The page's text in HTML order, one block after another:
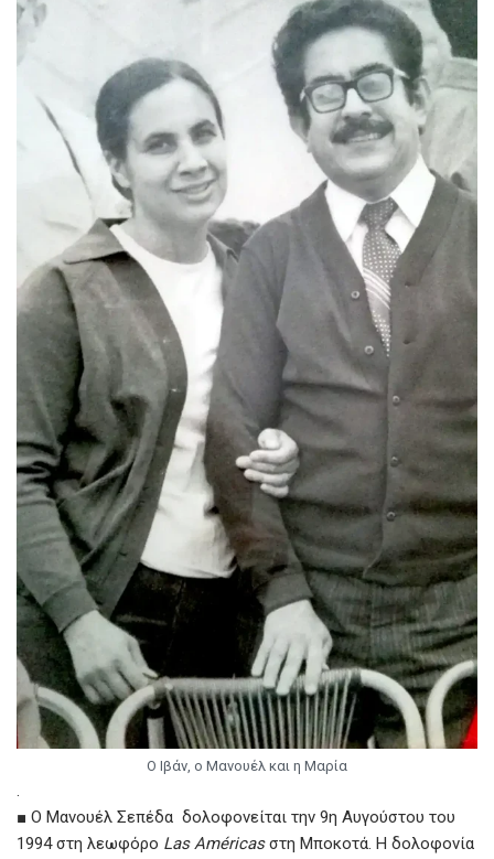
Ο Ιβάν, ο Μανουέλ και η Μαρία
.
■ Ο Μανουέλ Σεπέδα δολοφονείται την 9η Αυγούστου του
1994 στη λεωφόρο Las Américasστη Μποκοτά. Η δολοφονία